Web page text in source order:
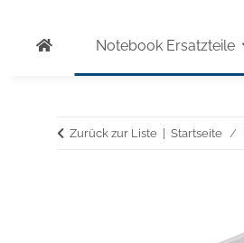
Notebook Ersatzteile
Zurück zur Liste Startseite